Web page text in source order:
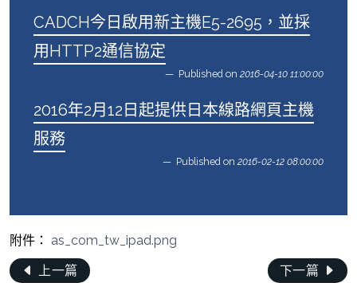
CADCH今日啟用新主機E5-2695，並採
用HTTP2通信協定
Published on 2016-04-10 11:00:00
2016年2月12日起提供日本線路網頁主機
服務
Published on 2016-02-12 08:00:00
附件： as_com_tw_ipad.png
上一篇
下一篇